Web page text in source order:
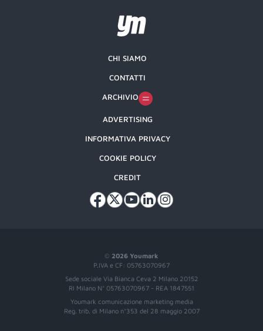
© 2026 Youmark
P.IVA e CF: 05763070967
Sede sociale Via Bianca Ceva 2 Milano 20152
RI Milano N° 05763070967 - REA 1847551
Youmark comunicazione marketing media
Reg. trib. di Milano n°353 del 28 maggio 2007
CHI SIAMO
CONTATTI
ARCHIVIO
ADVERTISING
INFORMATIVA PRIVACY
COOKIE POLICY
CREDIT